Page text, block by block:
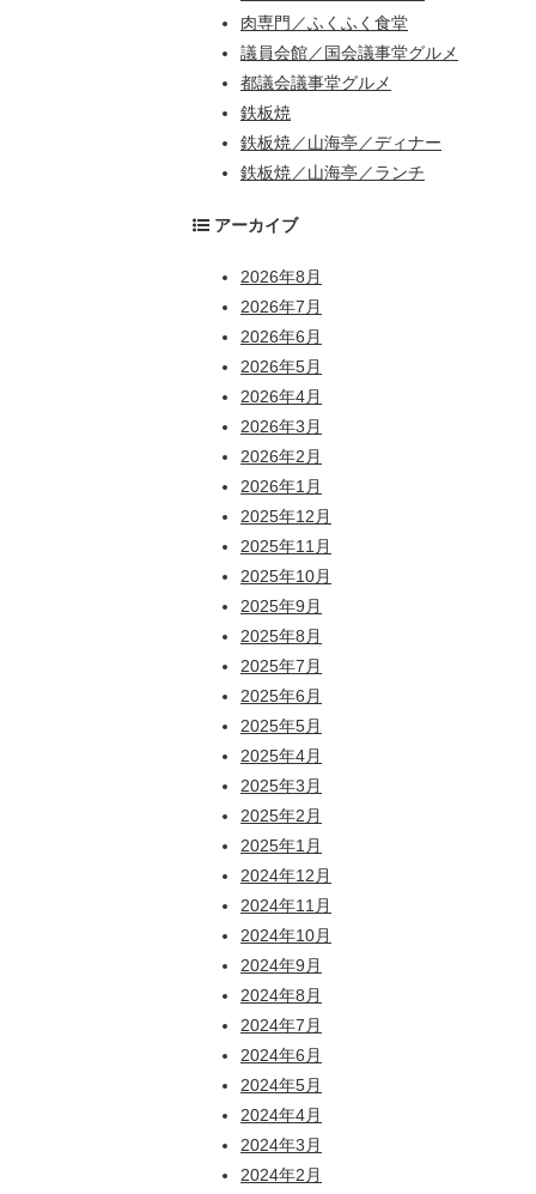
肉専門／ふくふく食堂
議員会館／国会議事堂グルメ
都議会議事堂グルメ
鉄板焼
鉄板焼／山海亭／ディナー
鉄板焼／山海亭／ランチ
アーカイブ
2026年8月
2026年7月
2026年6月
2026年5月
2026年4月
2026年3月
2026年2月
2026年1月
2025年12月
2025年11月
2025年10月
2025年9月
2025年8月
2025年7月
2025年6月
2025年5月
2025年4月
2025年3月
2025年2月
2025年1月
2024年12月
2024年11月
2024年10月
2024年9月
2024年8月
2024年7月
2024年6月
2024年5月
2024年4月
2024年3月
2024年2月